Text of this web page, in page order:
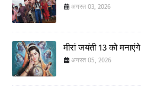
अगस्त 03, 2026
मीरां जयंती 13 को मनाएंगे
अगस्त 05, 2026